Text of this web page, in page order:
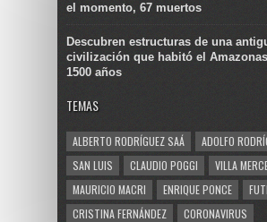
el momento, 67 muertos
Descubren estructuras de una
civilización que habitó el
1500 años
TEMAS
ALBERTO RODRÍGUEZ SAÁ
ADOLFO
SAN LUIS
CLAUDIO POGGI
VILLA
MAURICIO MACRI
ENRIQUE PONCE
CRISTINA FERNÁNDEZ
CORONAVIRUS